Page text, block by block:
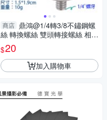
商店 鼎鴻@1/4轉3/8不鏽鋼螺
絲 轉換螺絲 雙頭轉接螺絲 相機
轉接螺絲 轉接螺帽 四分之一轉
八分之三
$20
加入購物車